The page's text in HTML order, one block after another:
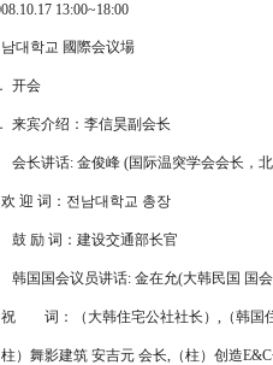
13:00~18:00
대학교 國際会议場
开会
来宾介绍：李信昊副会长
会长讲话: 金俊峰 (国际温突学会会长，
迎 词：전남대학교 총장
鼓 励 词：建设交通部长官
韩国国会议员讲话: 金在允(大韩民国 国
祝 词：（大韩住宅公社社长）,（韩国
柱）舞影建筑 安吉元 会长,（柱）创造